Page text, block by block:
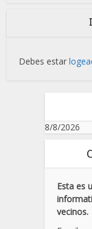
Debes estar
8/8/2026
Esta es
vecinos.